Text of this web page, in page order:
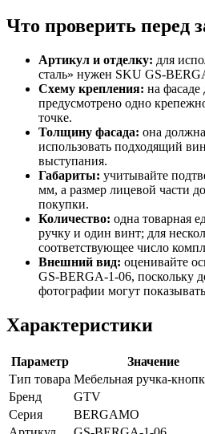
Что проверить перед
Артикул и отделку: для
сталь» нужен SKU GS-
Схему крепления: на
предусмотрено одно
точке.
Толщину фасада: она
использовать подходящий
выступания.
Габариты: учитывайте
мм, а размер лицевой части
покупки.
Количество: одна товарная
ручку и один винт; для
соответствующее число
Внешний вид: оценивайте
GS-BERGA-1-06, поскольку
фотографии могут
Характеристики
Параметр
Значение
Тип товара Мебельная ручка-
Бренд
GTV
Серия
BERGAMO